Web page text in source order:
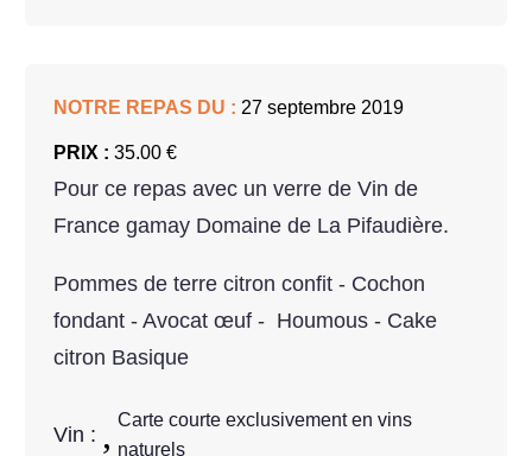
NOTRE REPAS DU : 27 septembre 2019
PRIX : 35.00 €
Pour ce repas avec un verre de Vin de
France gamay Domaine de La Pifaudière.
Pommes de terre citron confit - Cochon
fondant - Avocat œuf - Houmous - Cake
citron Basique
Vin :
Carte courte exclusivement en vins
naturels